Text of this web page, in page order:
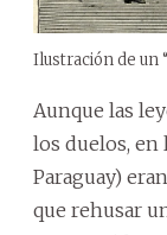
Ilustración de un
Aunque las
los duelos, en
Paraguay)
que rehusar